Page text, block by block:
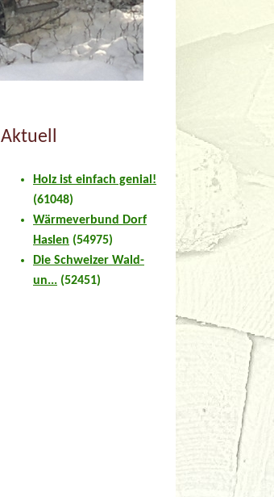
Aktuell
Holz ist einfach genial!
(61048)
Wärmeverbund Dorf
Haslen (54975)
Die Schweizer Wald-
un... (52451)